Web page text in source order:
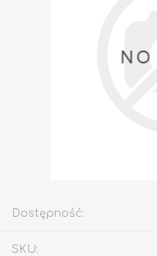
Dostępność:
SKU: